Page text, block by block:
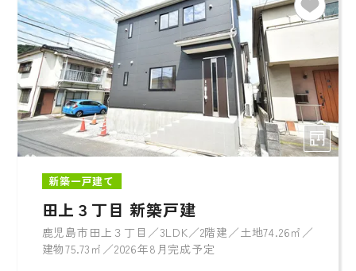
新築一戸建て
田上３丁目 新築戸建
鹿児島市田上３丁目／3LDK／2階建／土地74.26㎡／
建物75.73㎡／2026年8月完成予定